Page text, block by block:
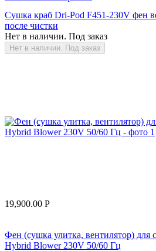
Сушка краб Dri-Pod F451-230V фен
после чистки
Нет в наличии. Под заказ
Нет в наличии. Под заказ
19,900.00 Р
Фен (сушка улитка, вентилятор) для
Hybrid Blower 230V 50/60 Гц